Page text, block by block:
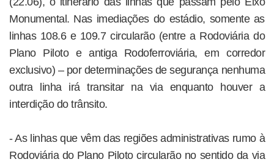
Monumental. Nas imediações do estádio, somente as
linhas 108.6 e 109.7 circularão (entre a Rodoviária do
Plano Piloto e antiga Rodoferroviária, em corredor
exclusivo) – por determinações de segurança nenhuma
outra linha irá transitar na via enquanto houver a
interdição do trânsito.
- As linhas que vêm das regiões administrativas rumo à
Rodoviária do Plano Piloto circularão no sentido da via